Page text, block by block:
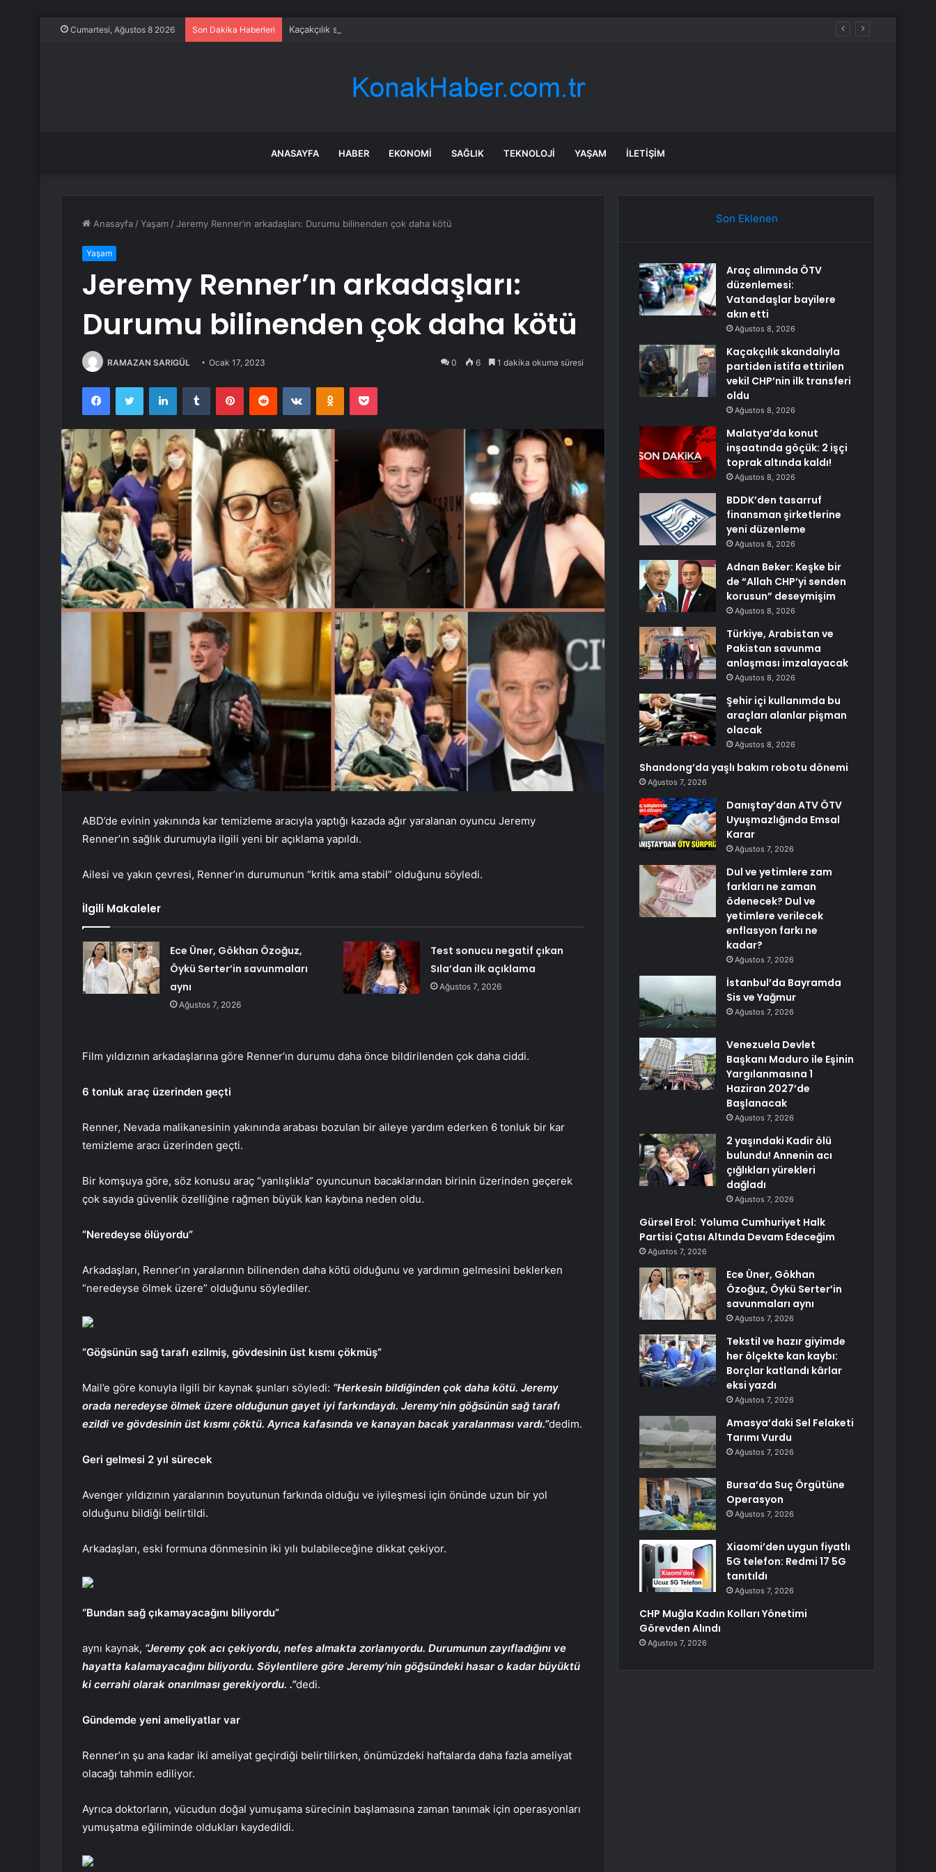
Cumartesi, Ağustos 8 2026 Son Dakika Haberleri Kaçakçılık skandalıyla partiden istifa ettirilen vekil CHP’nin ilk transferi oldu
ANASAYFA HABER EKONOMI SAĞLIK TEKNOLOJI YAŞAM İLETIŞIM
Anasayfa /Yaşam /Jeremy Renner’ın arkadaşları: Durumu bilinenden çok daha kötü
Yaşam
Jeremy Renner’ın arkadaşları:
Durumu bilinenden çok daha kötü
RAMAZAN SARIGÜL Ocak 17, 2023 0 6 1 dakika okuma süresi
FacebookTwitter LinkedInTumblr PinterestReddit VKontakteOdnoklassniki
Pocket
ABD’de evinin yakınında kar temizleme aracıyla yaptığı kazada ağır yaralanan oyuncu Jeremy
Renner’ın sağlık durumuyla ilgili yeni bir açıklama yapıldı.
Ailesi ve yakın çevresi, Renner’ın durumunun “kritik ama stabil” olduğunu söyledi.
İlgili Makaleler
Ece Üner, Gökhan Özoğuz,
Öykü Serter’in savunmaları
aynı
Ağustos 7, 2026
Test sonucu negatif çıkan
Sıla’dan ilk açıklama
Ağustos 7, 2026
Film yıldızının arkadaşlarına göre Renner’ın durumu daha önce bildirilenden çok daha ciddi.
6 tonluk araç üzerinden geçti
Renner, Nevada malikanesinin yakınında arabası bozulan bir aileye yardım ederken 6 tonluk bir kar
temizleme aracı üzerinden geçti.
Bir komşuya göre, söz konusu araç “yanlışlıkla” oyuncunun bacaklarından birinin üzerinden geçerek
çok sayıda güvenlik özelliğine rağmen büyük kan kaybına neden oldu.
“Neredeyse ölüyordu”
Arkadaşları, Renner’ın yaralarının bilinenden daha kötü olduğunu ve yardımın gelmesini beklerken
“neredeyse ölmek üzere” olduğunu söylediler.
“Göğsünün sağ tarafı ezilmiş, gövdesinin üst kısmı çökmüş”
Mail’e göre konuyla ilgili bir kaynak şunları söyledi: “Herkesin bildiğinden çok daha kötü. Jeremy
orada neredeyse ölmek üzere olduğunun gayet iyi farkındaydı. Jeremy’nin göğsünün sağ tarafı
ezildi ve gövdesinin üst kısmı çöktü. Ayrıca kafasında ve kanayan bacak yaralanması vardı.”dedim.
Geri gelmesi 2 yıl sürecek
Avenger yıldızının yaralarının boyutunun farkında olduğu ve iyileşmesi için önünde uzun bir yol
olduğunu bildiği belirtildi.
Arkadaşları, eski formuna dönmesinin iki yılı bulabileceğine dikkat çekiyor.
“Bundan sağ çıkamayacağını biliyordu”
aynı kaynak, “Jeremy çok acı çekiyordu, nefes almakta zorlanıyordu. Durumunun zayıfladığını ve
hayatta kalamayacağını biliyordu. Söylentilere göre Jeremy’nin göğsündeki hasar o kadar büyüktü
ki cerrahi olarak onarılması gerekiyordu. .”dedi.
Gündemde yeni ameliyatlar var
Renner’ın şu ana kadar iki ameliyat geçirdiği belirtilirken, önümüzdeki haftalarda daha fazla ameliyat
olacağı tahmin ediliyor.
Ayrıca doktorların, vücudun doğal yumuşama sürecinin başlamasına zaman tanımak için operasyonları
yumuşatma eğiliminde oldukları kaydedildi.
Son Eklenen
Araç alımında ÖTV
düzenlemesi:
Vatandaşlar bayilere
akın etti
Ağustos 8, 2026
Kaçakçılık skandalıyla
partiden istifa ettirilen
vekil CHP’nin ilk transferi
oldu
Ağustos 8, 2026
Malatya’da konut
inşaatında göçük: 2 işçi
toprak altında kaldı!
Ağustos 8, 2026
BDDK’den tasarruf
finansman şirketlerine
yeni düzenleme
Ağustos 8, 2026
Adnan Beker: Keşke bir
de “Allah CHP’yi senden
korusun” deseymişim
Ağustos 8, 2026
Türkiye, Arabistan ve
Pakistan savunma
anlaşması imzalayacak
Ağustos 8, 2026
Şehir içi kullanımda bu
araçları alanlar pişman
olacak
Ağustos 8, 2026
Shandong’da yaşlı bakım robotu dönemi
Ağustos 7, 2026
Danıştay’dan ATV ÖTV
Uyuşmazlığında Emsal
Karar
Ağustos 7, 2026
Dul ve yetimlere zam
farkları ne zaman
ödenecek? Dul ve
yetimlere verilecek
enflasyon farkı ne
kadar?
Ağustos 7, 2026
İstanbul’da Bayramda
Sis ve Yağmur
Ağustos 7, 2026
Venezuela Devlet
Başkanı Maduro ile Eşinin
Yargılanmasına 1
Haziran 2027’de
Başlanacak
Ağustos 7, 2026
2 yaşındaki Kadir ölü
bulundu! Annenin acı
çığlıkları yürekleri
dağladı
Ağustos 7, 2026
Gürsel Erol: Yoluma Cumhuriyet Halk
Partisi Çatısı Altında Devam Edeceğim
Ağustos 7, 2026
Ece Üner, Gökhan
Özoğuz, Öykü Serter’in
savunmaları aynı
Ağustos 7, 2026
Tekstil ve hazır giyimde
her ölçekte kan kaybı:
Borçlar katlandı kârlar
eksi yazdı
Ağustos 7, 2026
Amasya’daki Sel Felaketi
Tarımı Vurdu
Ağustos 7, 2026
Bursa’da Suç Örgütüne
Operasyon
Ağustos 7, 2026
Xiaomi’den uygun fiyatlı
5G telefon: Redmi 17 5G
tanıtıldı
Ağustos 7, 2026
CHP Muğla Kadın Kolları Yönetimi
Görevden Alındı
Ağustos 7, 2026